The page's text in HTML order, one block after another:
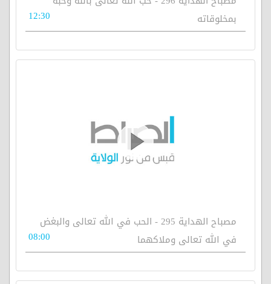
بمخلوقاته
12:30
مصباح الهداية 295 - الحب في الله تعالى والبغض
في الله تعالى وملاكهما
08:00